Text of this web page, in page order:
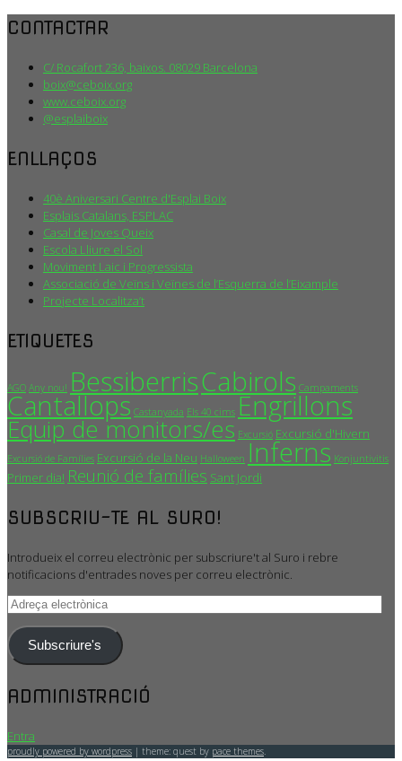
CONTACTAR
C/ Rocafort 236, baixos. 08029 Barcelona
boix@ceboix.org
www.ceboix.org
@esplaiboix
ENLLAÇOS
40è Aniversari Centre d'Esplai Boix
Esplais Catalans, ESPLAC
Casal de Joves Queix
Escola Lliure el Sol
Moviment Laic i Progressista
Associació de Veïns i Veïnes de l’Esquerra de l’Eixample
Projecte Localitza’t
ETIQUETES
AGO Any nou! BessiberrisCabirols Campaments
Cantallops Castanyada Els 40 cims Engrillons
Equip de monitors/es Excursió Excursió d'Hivern
Excursió de Famílies Excursió de la Neu Halloween Inferns Konjuntivitis
Primer dia! Reunió de famílies Sant Jordi
SUBSCRIU-TE AL SURO!
Introdueix el correu electrònic per subscriure't al Suro i rebre
notificacions d'entrades noves per correu electrònic.
Adreça
Subscriure's
ADMINISTRACIÓ
Entra
proudly powered by wordpress | theme: quest by pace themes